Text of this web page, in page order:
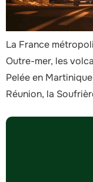
La France
Outre-mer, les
Pelée en
Réunion, la